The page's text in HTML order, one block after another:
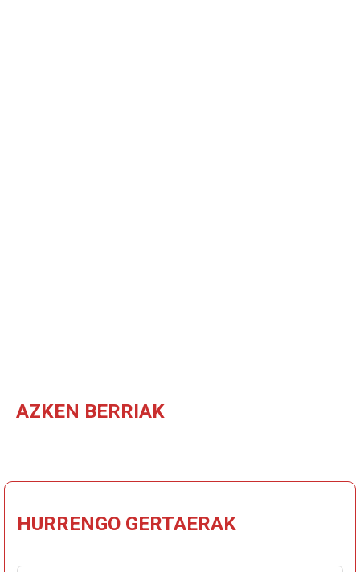
AZKEN BERRIAK
HURRENGO GERTAERAK